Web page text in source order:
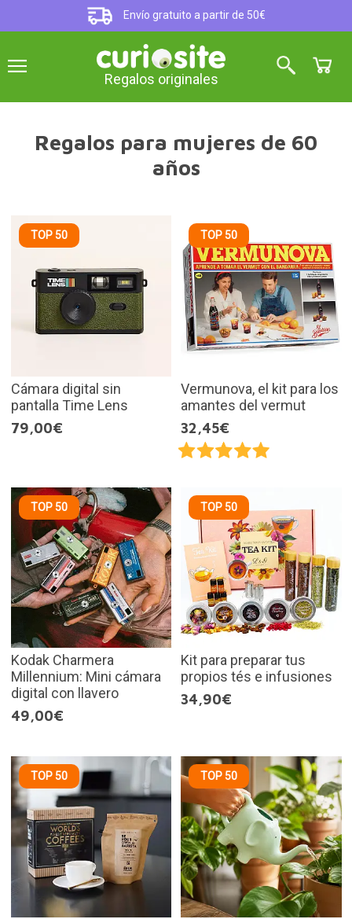
Envío gratuito a partir de 50€
Regalos originales
Regalos para mujeres de 60
años
TOP 50
Cámara digital sin
pantalla Time Lens
79,00€
TOP 50
Vermunova, el kit para los
amantes del vermut
32,45€
TOP 50
Kodak Charmera
Millennium: Mini cámara
digital con llavero
49,00€
TOP 50
Kit para preparar tus
propios tés e infusiones
34,90€
TOP 50 TOP 50